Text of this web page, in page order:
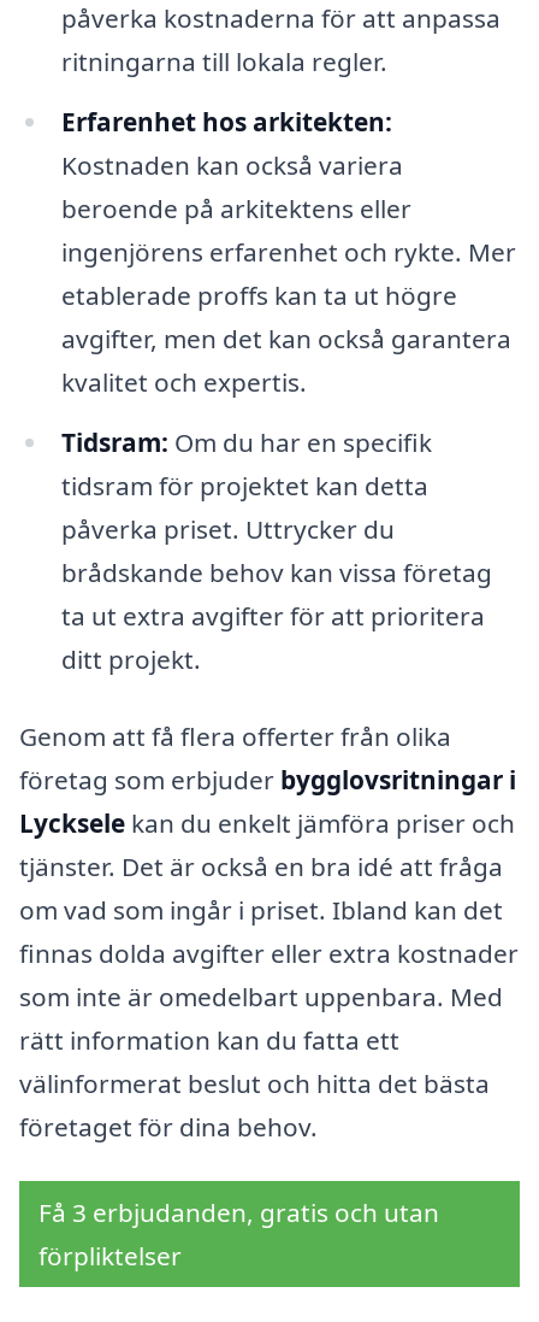
påverka kostnaderna för att anpassa
ritningarna till lokala regler.
Erfarenhet hos arkitekten:
Kostnaden kan också variera
beroende på arkitektens eller
ingenjörens erfarenhet och rykte. Mer
etablerade proffs kan ta ut högre
avgifter, men det kan också garantera
kvalitet och expertis.
Tidsram: Om du har en specifik
tidsram för projektet kan detta
påverka priset. Uttrycker du
brådskande behov kan vissa företag
ta ut extra avgifter för att prioritera
ditt projekt.
Genom att få flera offerter från olika
företag som erbjuder bygglovsritningar i
Lycksele kan du enkelt jämföra priser och
tjänster. Det är också en bra idé att fråga
om vad som ingår i priset. Ibland kan det
finnas dolda avgifter eller extra kostnader
som inte är omedelbart uppenbara. Med
rätt information kan du fatta ett
välinformerat beslut och hitta det bästa
företaget för dina behov.
Få 3 erbjudanden, gratis och utan
förpliktelser